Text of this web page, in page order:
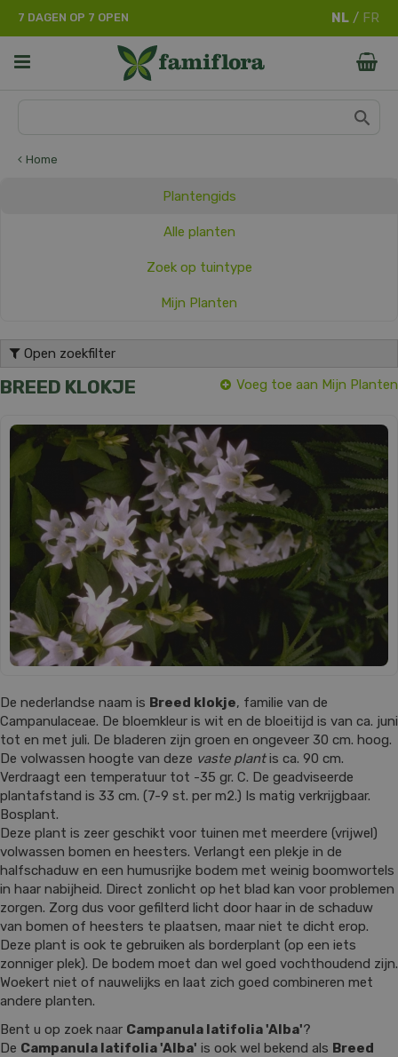
Home
7 DAGEN OP 7 OPEN
Plantengids
Alle planten
Zoek op tuintype
Mijn Planten
Open zoekfilter
BREED KLOKJE Voeg toe aan Mijn Planten
De nederlandse naam is Breed klokje, familie van de
Campanulaceae. De bloemkleur is wit en de bloeitijd is van ca. juni
tot en met juli. De bladeren zijn groen en ongeveer 30 cm. hoog.
De volwassen hoogte van deze vaste plantis ca. 90 cm.
Verdraagt een temperatuur tot -35 gr. C. De geadviseerde
plantafstand is 33 cm. (7-9 st. per m2.) Is matig verkrijgbaar.
Bosplant.
Deze plant is zeer geschikt voor tuinen met meerdere (vrijwel)
volwassen bomen en heesters. Verlangt een plekje in de
halfschaduw en een humusrijke bodem met weinig boomwortels
in haar nabijheid. Direct zonlicht op het blad kan voor problemen
zorgen. Zorg dus voor gefilterd licht door haar in de schaduw
van bomen of heesters te plaatsen, maar niet te dicht erop.
Deze plant is ook te gebruiken als borderplant (op een iets
zonniger plek). De bodem moet dan wel goed vochthoudend zijn.
Woekert niet of nauwelijks en laat zich goed combineren met
andere planten.
Bent u op zoek naar Campanula latifolia 'Alba'?
De Campanula latifolia 'Alba' is ook wel bekend als Breed